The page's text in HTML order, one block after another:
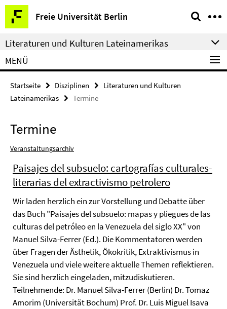
Springe
direkt
zu
Inhalt
Freie Universität Berlin
Service-
Navigation
Literaturen und Kulturen Lateinamerikas
MENÜ
Startseite Disziplinen
Literaturen und Kulturen
Lateinamerikas
Termine
Termine
Veranstaltungsarchiv
Paisajes del subsuelo: cartografías culturales-
literarias del extractivismo petrolero
Wir laden herzlich ein zur Vorstellung und Debatte über
das Buch "Paisajes del subsuelo: mapas y pliegues de las
culturas del petróleo en la Venezuela del siglo XX" von
Manuel Silva-Ferrer (Ed.). Die Kommentatoren werden
über Fragen der Ästhetik, Ökokritik, Extraktivismus in
Venezuela und viele weitere aktuelle Themen reflektieren.
Sie sind herzlich eingeladen, mitzudiskutieren.
Teilnehmende: Dr. Manuel Silva-Ferrer (Berlin) Dr. Tomaz
Amorim (Universität Bochum) Prof. Dr. Luis Miguel Isava